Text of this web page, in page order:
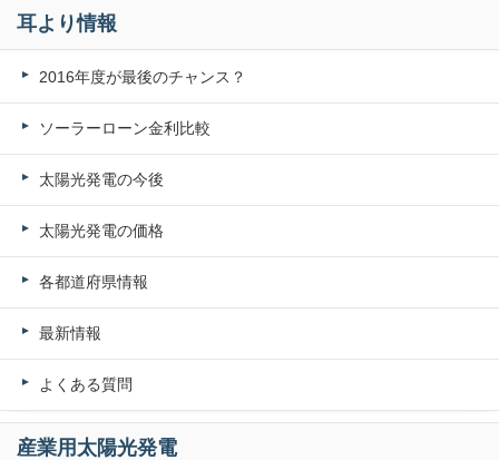
耳より情報
2016年度が最後のチャンス？
ソーラーローン金利比較
太陽光発電の今後
太陽光発電の価格
各都道府県情報
最新情報
よくある質問
産業用太陽光発電